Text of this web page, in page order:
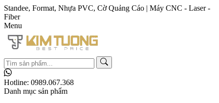
Standee, Format, Nhựa PVC, Cờ Quảng Cáo | Máy CNC - Laser -
Fiber
Menu
Hotline: 0989.067.368
Danh mục sản phẩm